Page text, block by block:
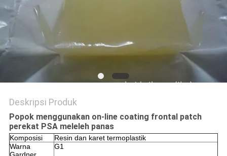
Deskripsi Produk
Popok menggunakan on-line coating frontal patch
perekat PSA meleleh panas
Komposisi
Resin dan karet termoplastik
Warna
G1